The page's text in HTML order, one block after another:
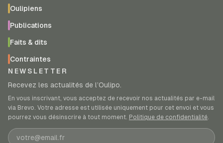
Oulipiens
Publications
Faits & dits
Contraintes
NEWSLETTER
Recevez les actualités de l’Oulipo.
En vous inscrivant, vous acceptez de recevoir nos actualités par e-mail
via Brevo. Votre adresse est utilisée uniquement pour cet envoi et vous
pourrez vous désinscrire à tout moment. Politique de confidentialité.
Adresse e-mail